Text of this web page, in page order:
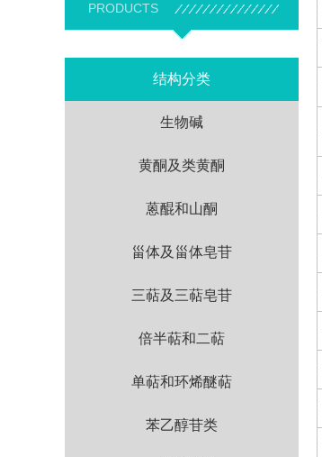
PRODUCTS
结构分类
生物碱
黄酮及类黄酮
蒽醌和山酮
甾体及甾体皂苷
三萜及三萜皂苷
倍半萜和二萜
单萜和环烯醚萜
苯乙醇苷类